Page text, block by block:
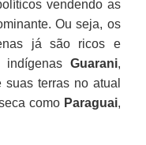
vendendo as
Ou seja, os
já são ricos e
indígenas Guarani,
suas terras no atual
como Paraguai,